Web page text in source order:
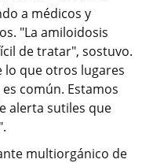
a médicos y
"La amiloidosis
de tratar", sostuvo.
lo que otros lugares
común. Estamos
alerta sutiles que
multiorgánico de